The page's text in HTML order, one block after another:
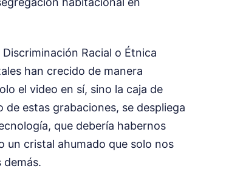
Racial o Étnica
han crecido de manera
el video en sí, sino la caja de
estas grabaciones, se despliega
que debería habernos
un cristal ahumado que solo nos